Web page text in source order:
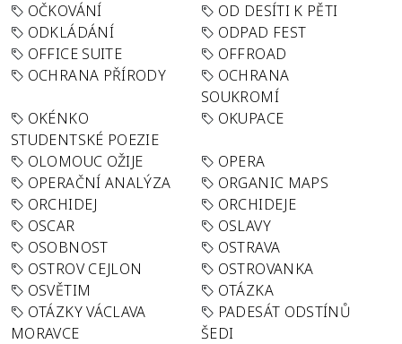
OČKOVÁNÍ
OD DESÍTI K PĚTI
ODKLÁDÁNÍ
ODPAD FEST
OFFICE SUITE
OFFROAD
OCHRANA PŘÍRODY
OCHRANA
SOUKROMÍ
OKÉNKO
STUDENTSKÉ POEZIE
OKUPACE
OLOMOUC OŽIJE
OPERA
OPERAČNÍ ANALÝZA
ORGANIC MAPS
ORCHIDEJ
ORCHIDEJE
OSCAR
OSLAVY
OSOBNOST
OSTRAVA
OSTROV CEJLON
OSTROVANKA
OSVĚTIM
OTÁZKA
OTÁZKY VÁCLAVA
MORAVCE
PADESÁT ODSTÍNŮ
ŠEDI